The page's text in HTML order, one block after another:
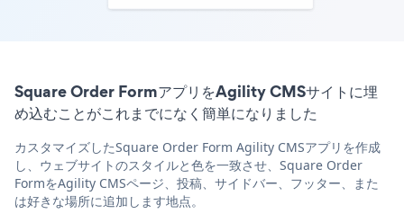
Square Order FormアプリをAgility CMSサイトに埋
め込むことがこれまでになく簡単になりました
カスタマイズしたSquare Order Form Agility CMSアプリを作成
し、ウェブサイトのスタイルと色を一致させ、Square Order
FormをAgility CMSページ、投稿、サイドバー、フッター、また
は好きな場所に追加します地点。